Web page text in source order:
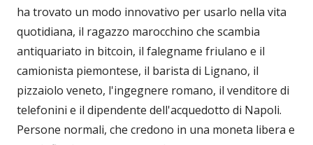
ha trovato un modo innovativo per usarlo nella vita
quotidiana, il ragazzo marocchino che scambia
antiquariato in bitcoin, il falegname friulano e il
camionista piemontese, il barista di Lignano, il
pizzaiolo veneto, l'ingegnere romano, il venditore di
telefonini e il dipendente dell'acquedotto di Napoli.
Persone normali, che credono in una moneta libera e